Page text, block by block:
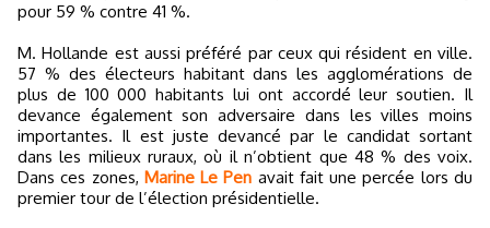
pour 59 % contre 41 %.
M. Hollande est aussi préféré par ceux qui résident en ville.
57 % des électeurs habitant dans les agglomérations de
plus de 100 000 habitants lui ont accordé leur soutien. Il
devance également son adversaire dans les villes moins
importantes. Il est juste devancé par le candidat sortant
dans les milieux ruraux, où il n’obtient que 48 % des voix.
Dans ces zones, Marine Le Pen avait fait une percée lors du
premier tour de l’élection présidentielle.